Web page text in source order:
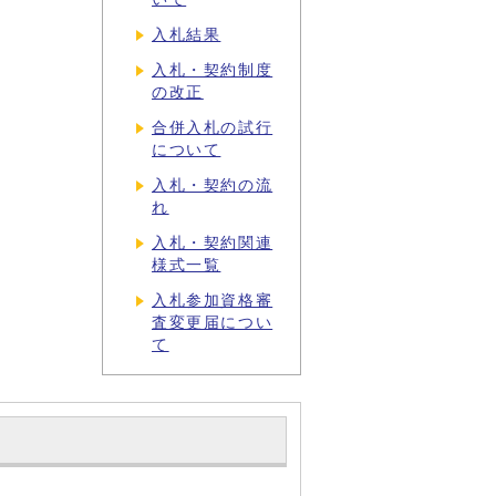
入札結果
入札・契約制度
の改正
合併入札の試行
について
入札・契約の流
れ
入札・契約関連
様式一覧
入札参加資格審
査変更届につい
て